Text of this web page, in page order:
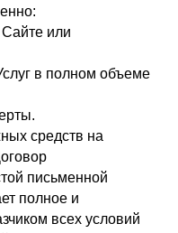
или
в полном объеме
средств на
письменной
полное и
всех условий